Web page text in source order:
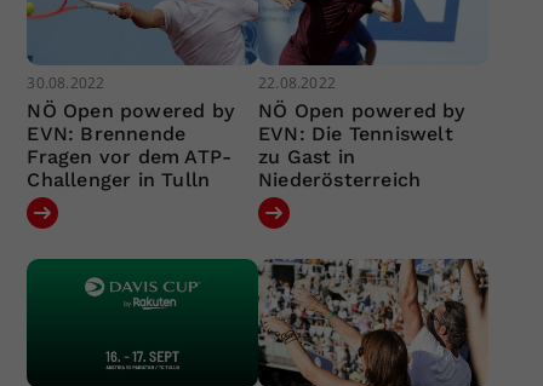
30.08.2022
NÖ Open powered by
EVN: Brennende
Fragen vor dem ATP-
Challenger in Tulln
22.08.2022
NÖ Open powered by
EVN: Die Tenniswelt
zu Gast in
Niederösterreich